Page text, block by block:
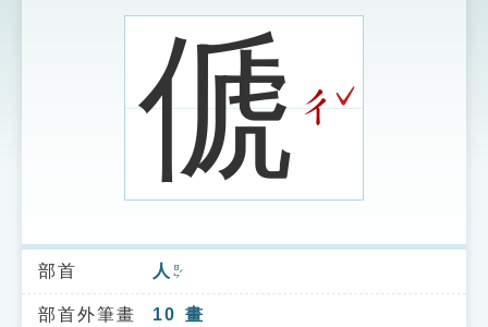
索引選單
知識索引
示
傂ㄔ ˇ
部首 人 ㄖㄣˊ
部首外筆畫 10 畫